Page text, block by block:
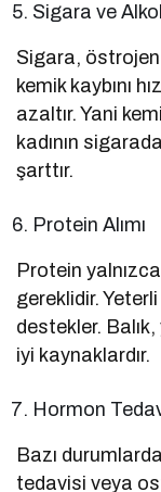
Sigara ve
Sigara,
kemik kaybını
azaltır. Yani
kadının
şarttır.
Protein Alımı
Protein
gereklidir.
destekler.
iyi kaynaklardır.
Hormon
Bazı
tedavisi veya